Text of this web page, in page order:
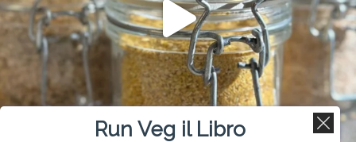
Run Veg il Libro